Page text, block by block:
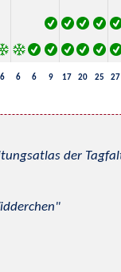
6 6 6 9 17 20 25 27
der